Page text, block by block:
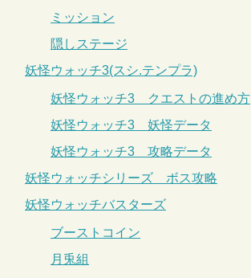
ミッション
隠しステージ
妖怪ウォッチ3(スシ.テンプラ)
妖怪ウォッチ3 クエストの進め方
妖怪ウォッチ3 妖怪データ
妖怪ウォッチ3 攻略データ
妖怪ウォッチシリーズ ボス攻略
妖怪ウォッチバスターズ
ブーストコイン
月兎組